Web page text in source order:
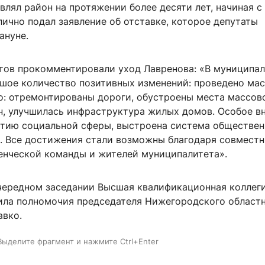
район на протяжении более десяти лет, начиная с
подал заявление об отставке, которое депутаты
прокомментировали уход Лавренова: «В
количество позитивных изменений: проведено
отремонтированы дороги, обустроены места
улучшилась инфраструктура жилых домов. Особое
социальной сферы, выстроена система
Все достижения стали возможны благодаря
команды и жителей муниципалитета».
заседании Высшая квалификационная
полномочия председателя Нижегородского
фрагмент и нажмите Ctrl+Enter